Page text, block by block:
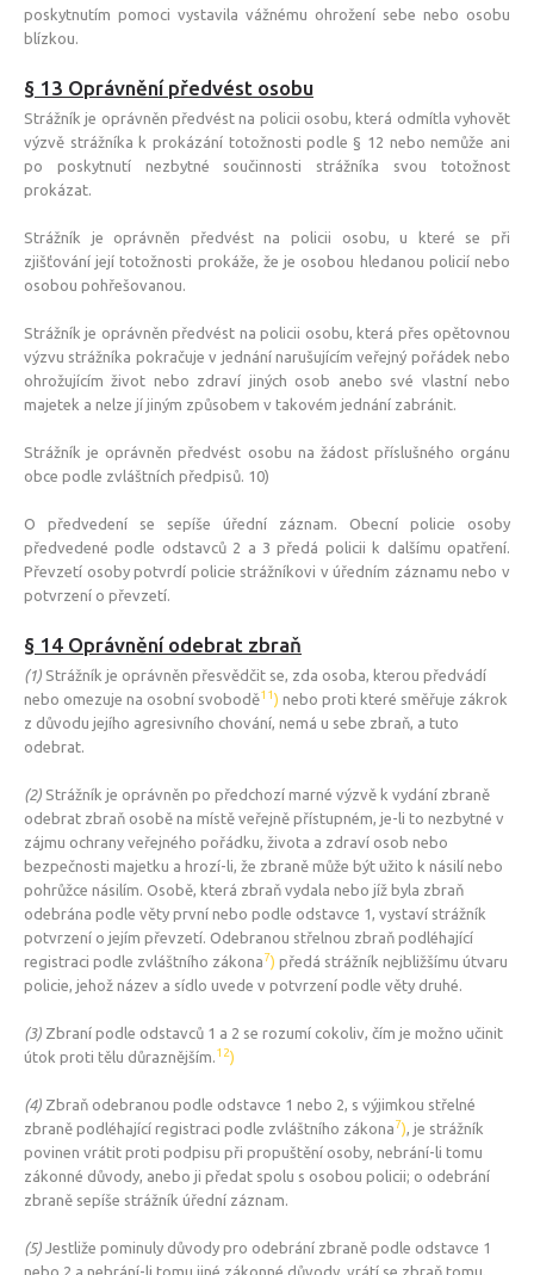
poskytnutím pomoci vystavila vážnému ohrožení sebe nebo osobu
blízkou.
§ 13 Oprávnění předvést osobu
Strážník je oprávněn předvést na policii osobu, která odmítla vyhovět
výzvě strážníka k prokázání totožnosti podle § 12 nebo nemůže ani
po poskytnutí nezbytné součinnosti strážníka svou totožnost
prokázat.
Strážník je oprávněn předvést na policii osobu, u které se při
zjišťování její totožnosti prokáže, že je osobou hledanou policií nebo
osobou pohřešovanou.
Strážník je oprávněn předvést na policii osobu, která přes opětovnou
výzvu strážníka pokračuje v jednání narušujícím veřejný pořádek nebo
ohrožujícím život nebo zdraví jiných osob anebo své vlastní nebo
majetek a nelze jí jiným způsobem v takovém jednání zabránit.
Strážník je oprávněn předvést osobu na žádost příslušného orgánu
obce podle zvláštních předpisů. 10)
O předvedení se sepíše úřední záznam. Obecní policie osoby
předvedené podle odstavců 2 a 3 předá policii k dalšímu opatření.
Převzetí osoby potvrdí policie strážníkovi v úředním záznamu nebo v
potvrzení o převzetí.
§ 14 Oprávnění odebrat zbraň
(1) Strážník je oprávněn přesvědčit se, zda osoba, kterou předvádí
nebo omezuje na osobní svobodě11) nebo proti které směřuje zákrok
z důvodu jejího agresivního chování, nemá u sebe zbraň, a tuto
odebrat.
(2) Strážník je oprávněn po předchozí marné výzvě k vydání zbraně
odebrat zbraň osobě na místě veřejně přístupném, je-li to nezbytné v
zájmu ochrany veřejného pořádku, života a zdraví osob nebo
bezpečnosti majetku a hrozí-li, že zbraně může být užito k násilí nebo
pohrůžce násilím. Osobě, která zbraň vydala nebo jíž byla zbraň
odebrána podle věty první nebo podle odstavce 1, vystaví strážník
potvrzení o jejím převzetí. Odebranou střelnou zbraň podléhající
registraci podle zvláštního zákona7) předá strážník nejbližšímu útvaru
policie, jehož název a sídlo uvede v potvrzení podle věty druhé.
(3) Zbraní podle odstavců 1 a 2 se rozumí cokoliv, čím je možno učinit
útok proti tělu důraznějším.12)
(4) Zbraň odebranou podle odstavce 1 nebo 2, s výjimkou střelné
zbraně podléhající registraci podle zvláštního zákona7), je strážník
povinen vrátit proti podpisu při propuštění osoby, nebrání-li tomu
zákonné důvody, anebo ji předat spolu s osobou policii; o odebrání
zbraně sepíše strážník úřední záznam.
(5) Jestliže pominuly důvody pro odebrání zbraně podle odstavce 1
nebo 2 a nebrání-li tomu jiné zákonné důvody, vrátí se zbraň tomu,